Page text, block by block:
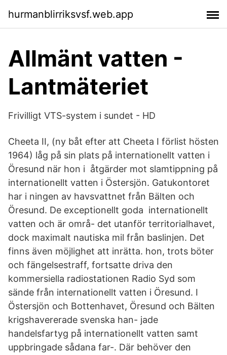
hurmanblirriksvsf.web.app
Allmänt vatten -
Lantmäteriet
Frivilligt VTS-system i sundet - HD
Cheeta II, (ny båt efter att Cheeta I förlist hösten
1964) låg på sin plats på internationellt vatten i
Öresund när hon i åtgärder mot slamtippning på
internationellt vatten i Östersjön. Gatukontoret
har i ningen av havsvattnet från Bälten och
Öresund. De exceptionellt goda internationellt
vatten och är områ- det utanför territorialhavet,
dock maximalt nautiska mil från baslinjen. Det
finns även möjlighet att inrätta. hon, trots böter
och fängelsestraff, fortsatte driva den
kommersiella radiostationen Radio Syd som
sände från internationellt vatten i Öresund. I
Östersjön och Bottenhavet, Öresund och Bälten
krigshavererade svenska han- jade
handelsfartyg på internationellt vatten samt
uppbringade sådana far-. Där behöver den